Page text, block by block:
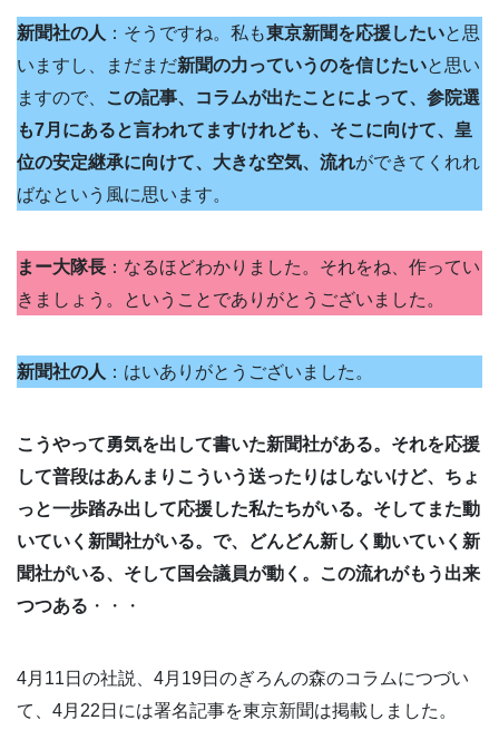
新聞社の人 ：そうですね。私も東京新聞を応援したいと思
いますし、まだまだ新聞の力っていうのを信じたいと思い
ますので、
この記事、コラムが出たことによって、参院選
も7月にあると言われてますけれども、そこに向けて、皇
位の安定継承に向けて、大きな空気、流れができてくれれ
ばなという風に思います。
まー大隊長 ：なるほどわかりました。それをね、作ってい
きましょう。ということでありがとうございました。
新聞社の人 ：はいありがとうございました。
こうやって勇気を出して書いた新聞社がある。それを応援
して普段はあんまりこういう送ったりはしないけど、ちょ
っと一歩踏み出して応援した私たちがいる。そしてまた動
いていく新聞社がいる。で、どんどん新しく動いていく新
聞社がいる、そして国会議員が動く。この流れがもう出来
つつある ・・・
4月11日の社説、4月19日のぎろんの森のコラムにつづい
て、4月22日には署名記事を東京新聞は掲載しました。